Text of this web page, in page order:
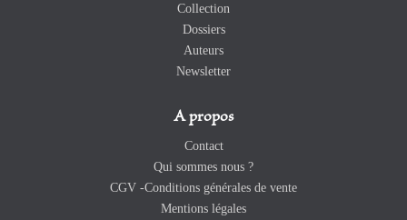
Collection
Dossiers
Auteurs
Newsletter
A propos
Contact
Qui sommes nous ?
CGV -Conditions générales de vente
Mentions légales